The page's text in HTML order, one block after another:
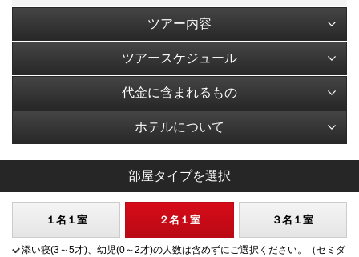
ツアー内容
ツアースケジュール
代金に含まれるもの
ホテルについて
部屋タイプを選択
１名１室 ２名１室 ３名１室
添い寝(3～5才)、幼児(0～2才)の人数は含めずにご選択ください。（セミダ